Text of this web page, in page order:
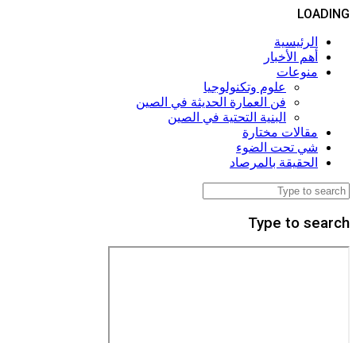
LOADING
الرئيسية
أهم الأخبار
منوعات
علوم وتكنولوجيا
فن العمارة الحديثة في الصين
البنية التحتية في الصين
مقالات مختارة
شي تحت الضوء
الحقيقة بالمرصاد
Type to search